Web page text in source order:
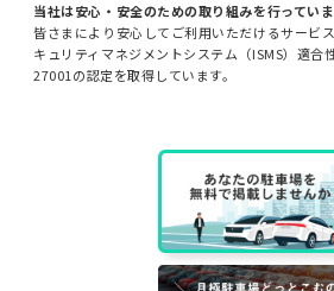
当社は安心・安全のための取り組みを行っていま
皆さまにより安心してご利用いただけるサービ
キュリティマネジメントシステム（ISMS）適合
27001の認定を取得しています。